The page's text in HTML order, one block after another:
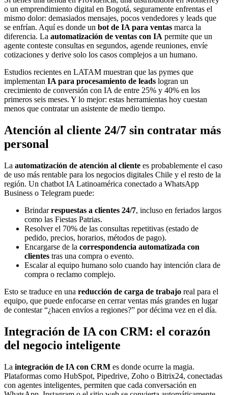
o un emprendimiento digital en Bogotá, seguramente enfrentas el
mismo dolor: demasiados mensajes, pocos vendedores y leads que
se enfrían. Aquí es donde un bot de IA para ventas marca la
diferencia. La automatización de ventas con IA permite que un
agente conteste consultas en segundos, agende reuniones, envíe
cotizaciones y derive solo los casos complejos a un humano.
Estudios recientes en LATAM muestran que las pymes que
implementan IA para procesamiento de leads logran un
crecimiento de conversión con IA de entre 25% y 40% en los
primeros seis meses. Y lo mejor: estas herramientas hoy cuestan
menos que contratar un asistente de medio tiempo.
Atención al cliente 24/7 sin contratar más
personal
La automatización de atención al cliente es probablemente el caso
de uso más rentable para los negocios digitales Chile y el resto de la
región. Un chatbot IA Latinoamérica conectado a WhatsApp
Business o Telegram puede:
Brindarrespuestas a clientes 24/7, incluso en feriados largos
como las Fiestas Patrias.
Resolver el 70% de las consultas repetitivas (estado de
pedido, precios, horarios, métodos de pago).
Encargarse de la correspondencia automatizada con
clientes tras una compra o evento.
Escalar al equipo humano solo cuando hay intención clara de
compra o reclamo complejo.
Esto se traduce en una reducción de carga de trabajo real para el
equipo, que puede enfocarse en cerrar ventas más grandes en lugar
de contestar “¿hacen envíos a regiones?” por décima vez en el día.
Integración de IA con CRM: el corazón
del negocio inteligente
La integración de IA con CRM es donde ocurre la magia.
Plataformas como HubSpot, Pipedrive, Zoho o Bitrix24, conectadas
con agentes inteligentes, permiten que cada conversación en